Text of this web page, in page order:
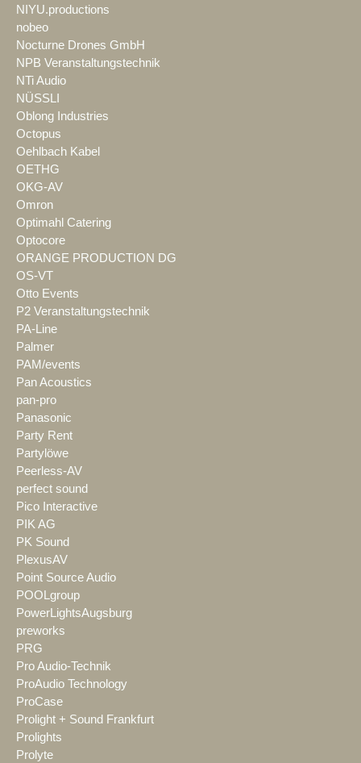
NIYU.productions
nobeo
Nocturne Drones GmbH
NPB Veranstaltungstechnik
NTi Audio
NÜSSLI
Oblong Industries
Octopus
Oehlbach Kabel
OETHG
OKG-AV
Omron
Optimahl Catering
Optocore
ORANGE PRODUCTION DG
OS-VT
Otto Events
P2 Veranstaltungstechnik
PA-Line
Palmer
PAM/events
Pan Acoustics
pan-pro
Panasonic
Party Rent
Partylöwe
Peerless-AV
perfect sound
Pico Interactive
PIK AG
PK Sound
PlexusAV
Point Source Audio
POOLgroup
PowerLightsAugsburg
preworks
PRG
Pro Audio-Technik
ProAudio Technology
ProCase
Prolight + Sound Frankfurt
Prolights
Prolyte